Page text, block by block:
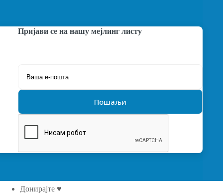
Пријави се на нашу мејлинг листу
Донирајте ♥